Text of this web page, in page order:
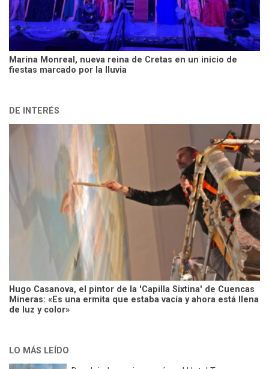
Marina Monreal, nueva reina de Cretas en un inicio de
fiestas marcado por la lluvia
DE INTERÉS
Hugo Casanova, el pintor de la 'Capilla Sixtina' de Cuencas
Mineras: «Es una ermita que estaba vacía y ahora está llena
de luz y color»
LO MÁS LEÍDO